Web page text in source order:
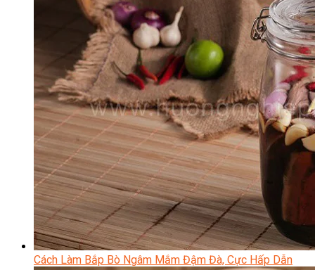
Cách Làm Bắp Bò Ngâm Mắm Đậm Đà, Cực Hấp Dẫn